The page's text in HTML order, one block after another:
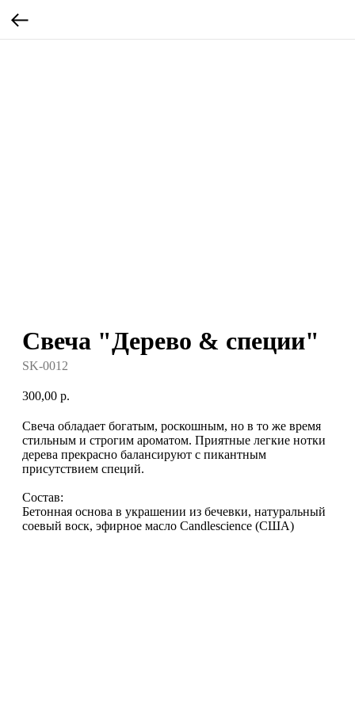
Свеча "Дерево & специи"
SK-0012
300,00 р.
Свеча обладает богатым, роскошным, но в то же время
стильным и строгим ароматом. Приятные легкие нотки
дерева прекрасно балансируют с пикантным
присутствием специй.
Состав:
Бетонная основа в украшении из бечевки, натуральный
соевый воск, эфирное масло Candlescience (США)